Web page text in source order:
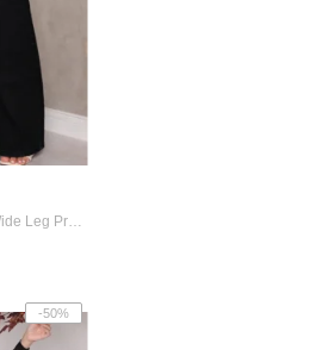
Calça Donna De Paula Wide Leg Preta Femi...
-50%